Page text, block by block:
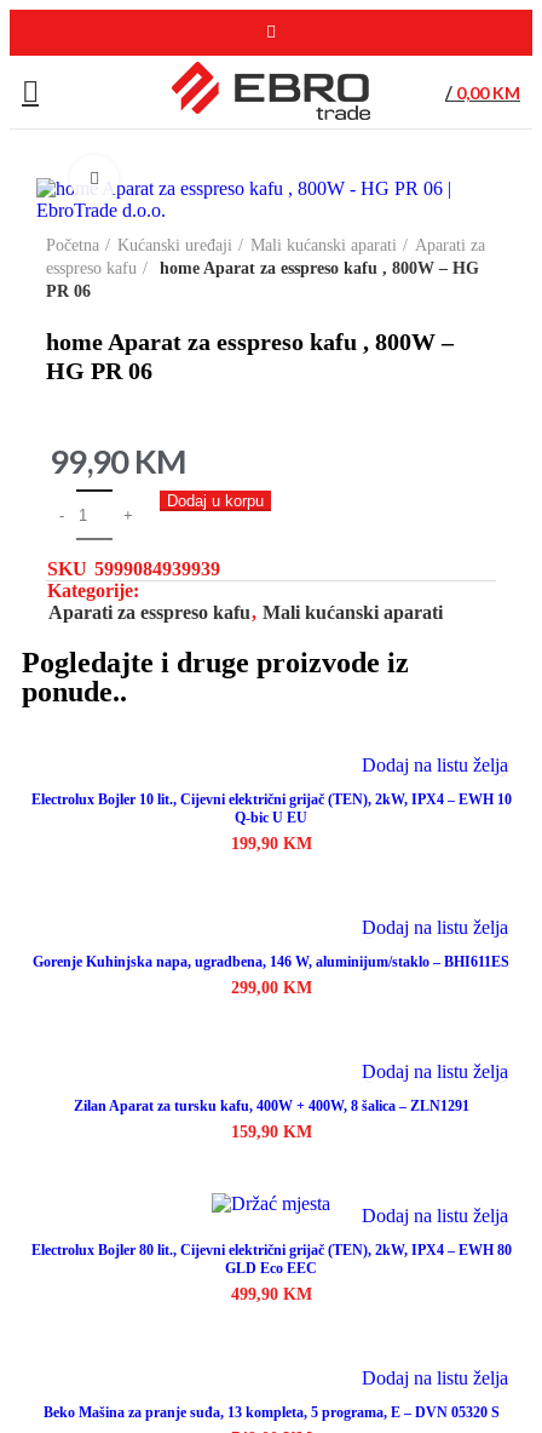
/ 0,00KM
Click to enlarge
Početna Kućanski uređaji Mali kućanski aparati
Aparati za
esspreso kafu
home Aparat za esspreso kafu , 800W – HG
PR 06
home Aparat za esspreso kafu , 800W –
HG PR 06
99,90KM
Dodaj u korpu
SKU 5999084939939
Kategorije:
Aparati za esspreso kafu, Mali kućanski aparati
Pogledajte i druge proizvode iz
ponude..
Dodaj na listu želja
Electrolux Bojler 10 lit., Cijevni električni grijač (TEN), 2kW, IPX4 – EWH 10
Q-bic U EU
199,90 KM
Dodaj na listu želja
Gorenje Kuhinjska napa, ugradbena, 146 W, aluminijum/staklo – BHI611ES
299,00 KM
Dodaj na listu želja
Zilan Aparat za tursku kafu, 400W + 400W, 8 šalica – ZLN1291
159,90 KM
Dodaj na listu želja
Electrolux Bojler 80 lit., Cijevni električni grijač (TEN), 2kW, IPX4 – EWH 80
GLD Eco EEC
499,90 KM
Dodaj na listu želja
Beko Mašina za pranje suđa, 13 kompleta, 5 programa, E – DVN 05320 S